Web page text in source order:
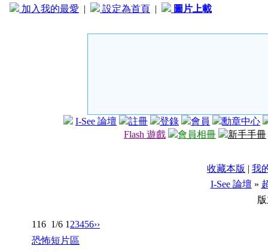
加入我的最愛 | 設定為首頁 | 圖片上載
I-See 論壇 註冊 登錄 會員
勳章中心
Flash 遊戲
會員相冊 新手手冊
收藏本版 | 我
I-See 論壇 »
116 1/6 1 23456››
恐怖短片區